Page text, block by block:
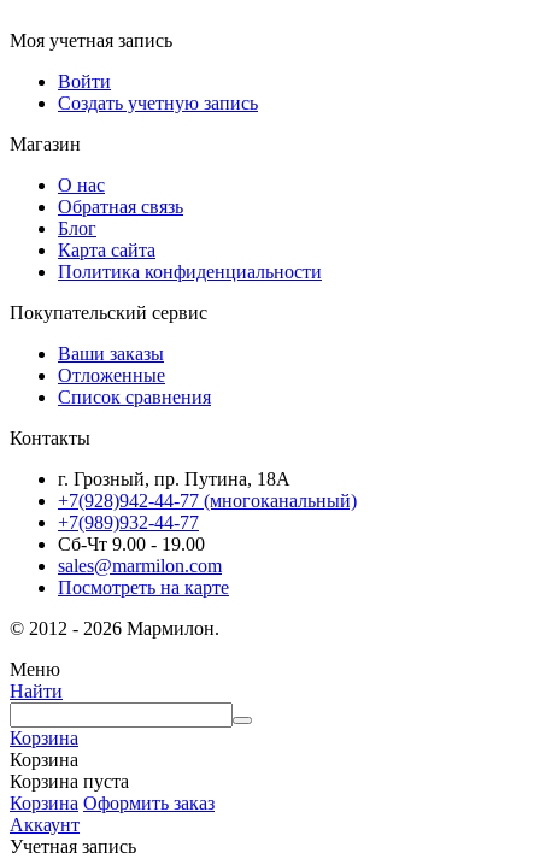
Моя учетная запись
Войти
Создать учетную запись
Магазин
О нас
Обратная связь
Блог
Карта сайта
Политика конфиденциальности
Покупательский сервис
Ваши заказы
Отложенные
Список сравнения
Контакты
г. Грозный, пр. Путина, 18А
+7(928)942-44-77 (многоканальный)
+7(989)932-44-77
Сб-Чт 9.00 - 19.00
sales@marmilon.com
Посмотреть на карте
© 2012 - 2026 Мармилон.
Меню
Найти
Корзина
Корзина
Корзина пуста
Корзина Оформить заказ
Аккаунт
Учетная запись